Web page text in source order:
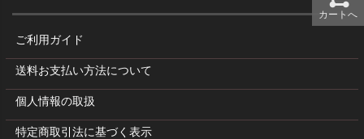
カートへ
ご利用ガイド
送料お支払い方法について
個人情報の取扱
特定商取引法に基づく表示